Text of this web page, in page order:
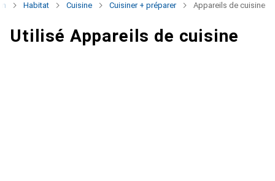
Habitat Cuisine Cuisiner + préparer Appareils de cuisine
Utilisé Appareils de cuisine